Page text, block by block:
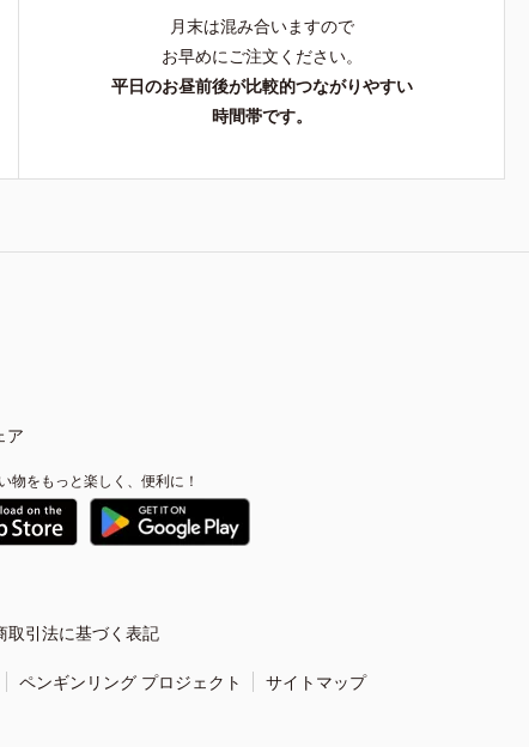
月末は混み合いますので
お早めにご注文ください。
平日のお昼前後が比較的つながりやすい
時間帯です。
ア
物をもっと楽しく、便利に！
取引法に基づく表記
ペンギンリング プロジェクト サイトマップ